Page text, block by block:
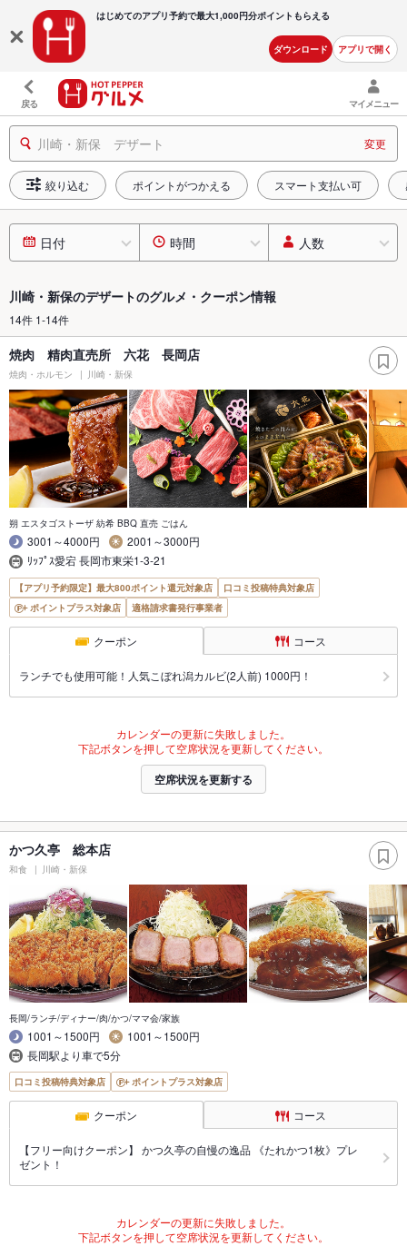
はじめてのアプリ予約で最大1,000円分ポイントもらえる
ダウンロード アプリで開く
戻る マイメニュー
川崎・新保 デザート 変更
絞り込む ポイントがつかえる スマート支払い可
日付 時間 人数
川崎・新保のデザートのグルメ・クーポン情報
14件 1-14件
焼肉 精肉直売所 六花 長岡店
焼肉・ホルモン 川崎・新保
朔 エスタゴストーザ 紡希 BBQ 直売 ごはん
3001～4000円
2001～3000円
ﾘｯﾌﾟｽ愛宕 長岡市東栄1-3-21
【アプリ予約限定】最大800ポイント還元対象店
口コミ投稿特典対象店
ポイントプラス対象店
適格請求書発行事業者
クーポン コース
ランチでも使用可能！人気こぼれ潟カルビ(2人前) 1000円！
カレンダーの更新に失敗しました。
下記ボタンを押して空席状況を更新してください。
空席状況を更新する
かつ久亭 総本店
和食 川崎・新保
長岡/ランチ/ディナー/肉/かつ/ママ会/家族
1001～1500円
1001～1500円
長岡駅より車で5分
口コミ投稿特典対象店 ポイントプラス対象店
クーポン コース
【フリー向けクーポン】 かつ久亭の自慢の逸品 《たれかつ1枚》プレ
ゼント！
カレンダーの更新に失敗しました。
下記ボタンを押して空席状況を更新してください。